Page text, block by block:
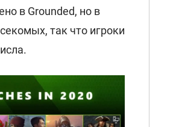
в Grounded, но в
так что игроки